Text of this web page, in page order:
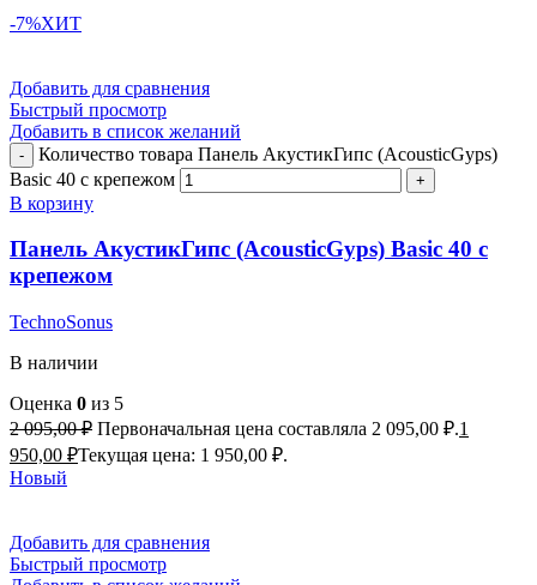
-7%ХИТ
Добавить для сравнения
Быстрый просмотр
Добавить в список желаний
Количество товара Панель АкустикГипс (AcousticGyps)
Basic 40 с крепежом
В корзину
Панель АкустикГипс (AcousticGyps) Basic 40 с
крепежом
TechnoSonus
В наличии
Оценка 0 из 5
2 095,00₽ Первоначальная цена составляла 2 095,00 ₽.1
950,00 ₽Текущая цена: 1 950,00 ₽.
Новый
Добавить для сравнения
Быстрый просмотр